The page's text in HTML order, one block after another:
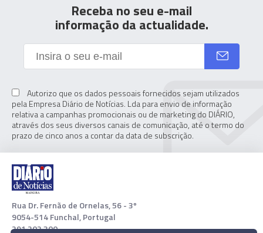
Receba no seu e-mail
informação da actualidade.
Autorizo que os dados pessoais fornecidos sejam utilizados
pela Empresa Diário de Notícias. Lda para envio de informação
relativa a campanhas promocionais ou de marketing do DIÁRIO,
através dos seus diversos canais de comunicação, até o termo do
prazo de cinco anos a contar da data de subscrição.
Rua Dr. Fernão de Ornelas, 56 - 3º
9054-514 Funchal, Portugal
291 202 300